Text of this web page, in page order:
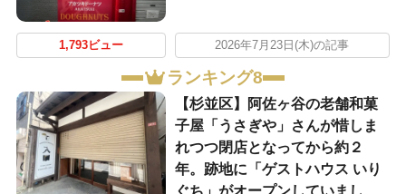
1,793ビュー 2026年7月23日(木)の記事
ランキング8
【杉並区】阿佐ヶ谷の老舗和菓
子屋「うさぎや」さんが惜しま
れつつ閉店となってから約２
年。跡地に「ゲストハウス いり